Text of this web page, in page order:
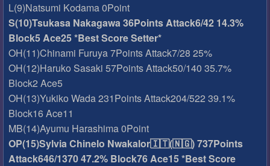
L(9)Natsumi Kodama 0Point
S(10)Tsukasa Nakagawa 36Points Attack6/42 14.3%
Block5 Ace25 *Best Score Setter*
OH(11)Chinami Furuya 7Points Attack7/28 25%
OH(12)Haruko Sasaki 57Points Attack50/140 35.7%
Block2 Ace5
OH(13)Yukiko Wada 231Points Attack204/522 39.1%
Block16 Ace11
MB(14)Ayumu Harashima 0Point
OP(15)Sylvia Chinelo Nwakalor🇮🇹(🇳🇬) 737Points
Attack646/1370 47.2% Block76 Ace15 *Best Score